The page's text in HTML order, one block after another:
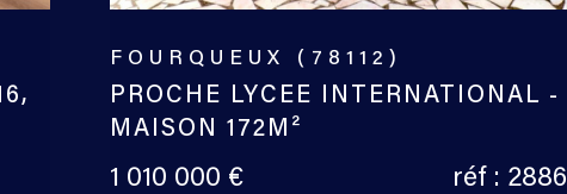
MAREIL-MARLY (78750)
EXCLUSIVITE - MAREIL MARLY -
MAISON 165M² - 5 CHAMBRES
895 000 € réf : 2902